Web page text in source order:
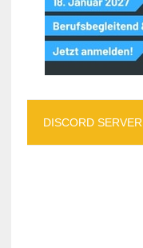
DISCORD SERVER